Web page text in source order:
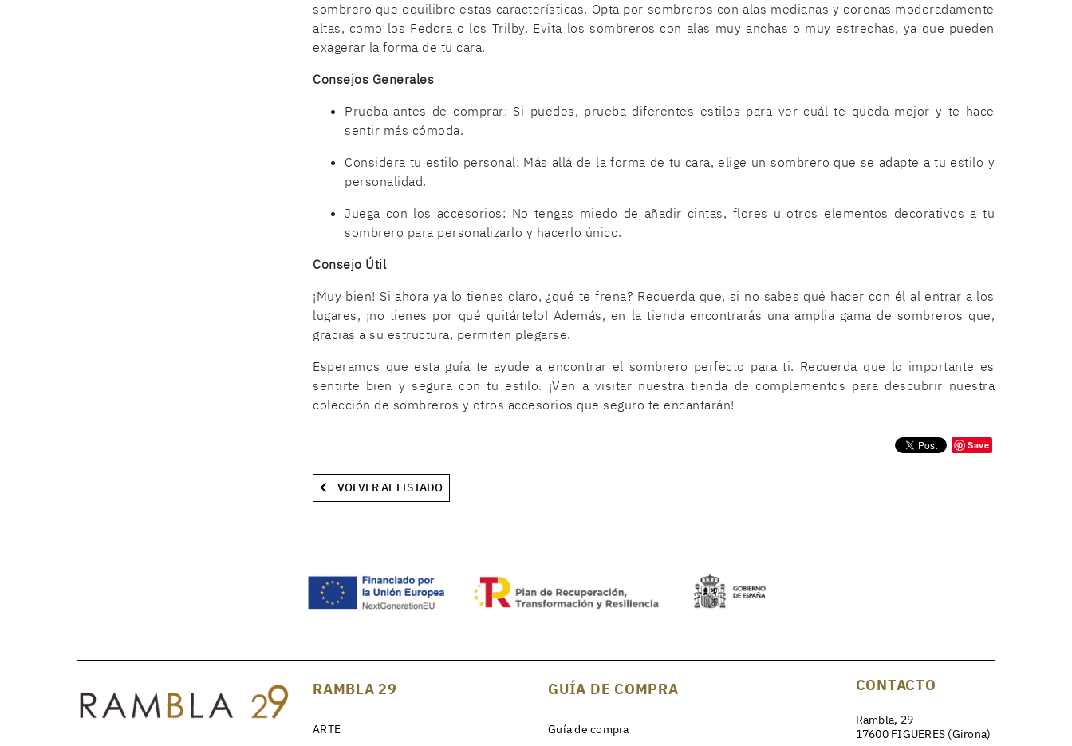
sombrero que equilibre estas características. Opta por sombreros con alas medianas y coronas moderadamente
altas, como los Fedora o los Trilby. Evita los sombreros con alas muy anchas o muy estrechas, ya que pueden
exagerar la forma de tu cara.
Consejos Generales
Prueba antes de comprar: Si puedes, prueba diferentes estilos para ver cuál te queda mejor y te hace
sentir más cómoda.
Considera tu estilo personal: Más allá de la forma de tu cara, elige un sombrero que se adapte a tu estilo y
personalidad.
Juega con los accesorios: No tengas miedo de añadir cintas, flores u otros elementos decorativos a tu
sombrero para personalizarlo y hacerlo único.
Consejo Útil
¡Muy bien! Si ahora ya lo tienes claro, ¿qué te frena? Recuerda que, si no sabes qué hacer con él al entrar a los
lugares, ¡no tienes por qué quitártelo! Además, en la tienda encontrarás una amplia gama de sombreros que,
gracias a su estructura, permiten plegarse.
Esperamos que esta guía te ayude a encontrar el sombrero perfecto para ti. Recuerda que lo importante es
sentirte bien y segura con tu estilo. ¡Ven a visitar nuestra tienda de complementos para descubrir nuestra
colección de sombreros y otros accesorios que seguro te encantarán!
Save
VOLVER AL LISTADO
RAMBLA 29
ARTE
GUÍA DE COMPRA
Guía de compra
CONTACTO
Rambla, 29
17600 FIGUERES (Girona)